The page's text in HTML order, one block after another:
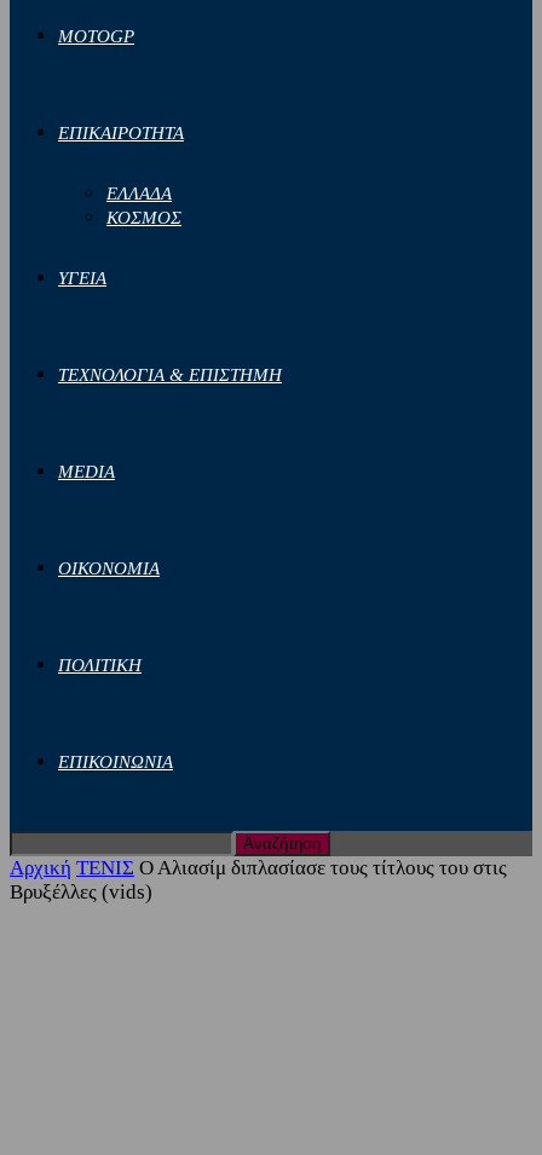
MOTOGP
ΕΠΙΚΑΙΡΟΤΗΤΑ
ΕΛΛΑΔΑ
ΚΟΣΜΟΣ
ΥΓΕΙΑ
ΤΕΧΝΟΛΟΓΙΑ & ΕΠΙΣΤΗΜΗ
MEDIA
ΟΙΚΟΝΟΜΙΑ
ΠΟΛΙΤΙΚΗ
ΕΠΙΚΟΙΝΩΝΙΑ
Αρχική ΤΕΝΙΣ Ο Αλιασίμ διπλασίασε τους τίτλους του στις
Βρυξέλλες (vids)